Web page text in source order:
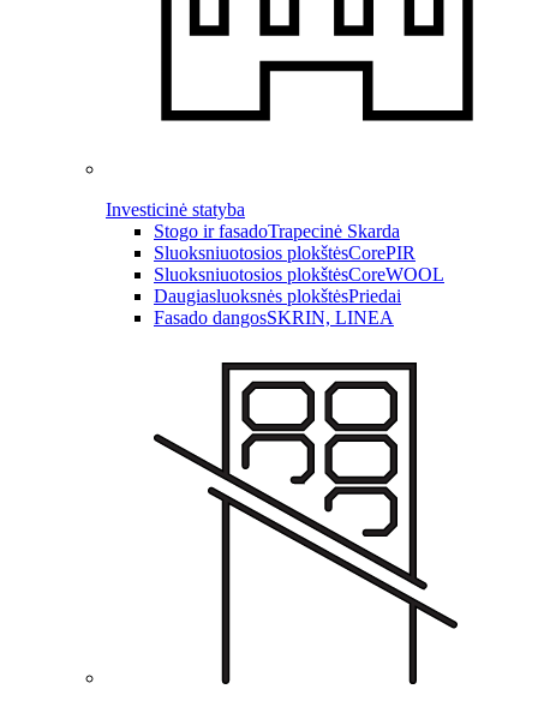
Investicinė statyba
Stogo ir fasadoTrapecinė Skarda
Sluoksniuotosios plokštėsCorePIR
Sluoksniuotosios plokštėsCoreWOOL
Daugiasluoksnės plokštėsPriedai
Fasado dangosSKRIN, LINEA